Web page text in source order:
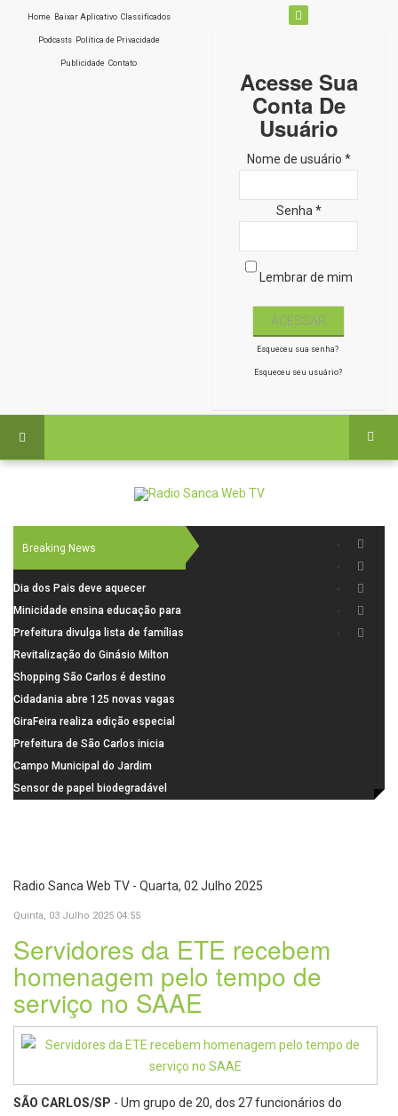
Home Baixar Aplicativo Classificados
Podcasts Política de Privacidade
Publicidade Contato
Acesse Sua
Conta De
Usuário
Nome de usuário *
Senha *
Lembrar de mim
Esqueceu sua senha?
Esqueceu seu usuário?
Breaking News
Dia dos Pais deve aquecer
comércio de São Carlos com
renda em alta e maior circulação
de consumidores
Minicidade ensina educação para
o trânsito a 264 crianças da rede
municipal
Prefeitura divulga lista de famílias
pré-selecionadas pela Caixa para
o Residencial Santa Felícia
Revitalização do Ginásio Milton
Olaio filho avança com obras de
recuperação
Shopping São Carlos é destino
para celebrar o Dia dos Pais com
presentes, gastronomia e lazer
Cidadania abre 125 novas vagas
para oficinas de convivência
GiraFeira realiza edição especial
de Dia dos Pais neste domingo (9)
na Praça dos Advogados
Prefeitura de São Carlos inicia
instalação de ovitrampas para
monitoramento de arboviroses
Campo Municipal do Jardim
Cruzado recebe nova iluminação e
Sensor de papel biodegradável
Radio Sanca Web TV - Quarta, 02 Julho 2025
Quinta, 03 Julho 2025 04:55
Servidores da ETE recebem
homenagem pelo tempo de
serviço no SAAE
SÃO CARLOS/SP - Um grupo de 20, dos 27 funcionários do